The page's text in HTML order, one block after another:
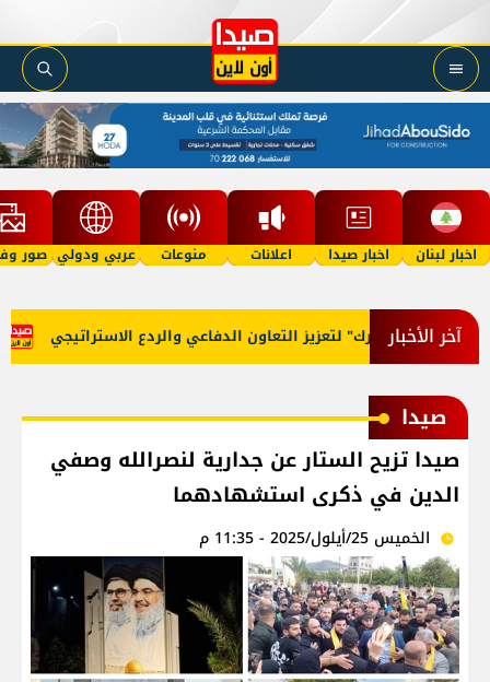
اخبار لبنان اخبار صيدا اعلانات منوعات عربي ودولي صور
آخر الأخبار بلدية صيدا لتعزيز التعاون الدفاعي والردع الاستراتيجي
صيدا
صيدا تزيح الستار عن جدارية لنصرالله وصفي
الدين في ذكرى استشهادهما
الخميس 25/أيلول/2025 - 11:35 م